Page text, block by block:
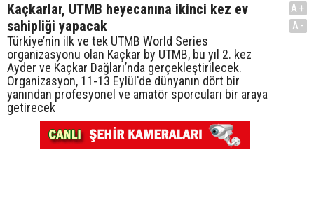
Kaçkarlar, UTMB heyecanına ikinci kez ev
sahipliği yapacak
Türkiye’nin ilk ve tek UTMB World Series
organizasyonu olan Kaçkar by UTMB, bu yıl 2. kez
Ayder ve Kaçkar Dağları’nda gerçekleştirilecek.
Organizasyon, 11-13 Eylül'de dünyanın dört bir
yanından profesyonel ve amatör sporcuları bir araya
getirecek
A+
A-